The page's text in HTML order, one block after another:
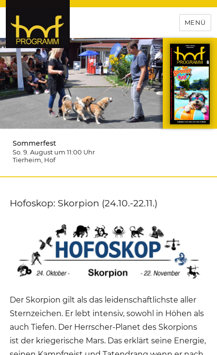
hof-programm – das
Veranstaltungsportal für
Hochfranken
MENÜ
Sommerfest
So. 9. August um 11:00 Uhr
Tierheim , Hof
Hofoskop: Skorpion (24.10.-22.11.)
Der Skorpion gilt als das leidenschaftlichste aller
Sternzeichen. Er lebt intensiv, sowohl in Höhen als
auch Tiefen. Der Herrscher-Planet des Skorpions
ist der kriegerische Mars. Das erklärt seine Energie,